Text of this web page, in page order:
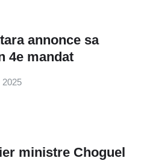
annonce sa
4e mandat
2025
ministre Choguel